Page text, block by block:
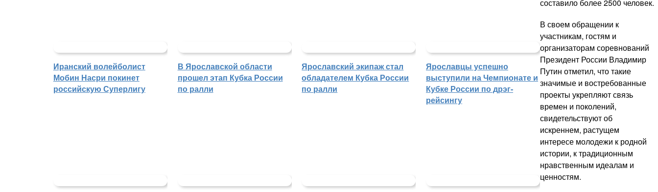
Иранский волейболист
Мобин Насри покинет
российскую Суперлигу
В Ярославской области
прошел этап Кубка России
по ралли
Ярославский экипаж стал
обладателем Кубка России
по ралли
Ярославцы успешно
выступили на Чемпионате и
Кубке России по дрэг-
рейсингу
составило более 2500 человек.
В своем обращении к
участникам, гостям и
организаторам соревнований
Президент России Владимир
Путин отметил, что такие
значимые и востребованные
проекты укрепляют связь
времен и поколений,
свидетельствуют об
искреннем, растущем
интересе молодежи к родной
истории, к традиционным
нравственным идеалам и
ценностям.